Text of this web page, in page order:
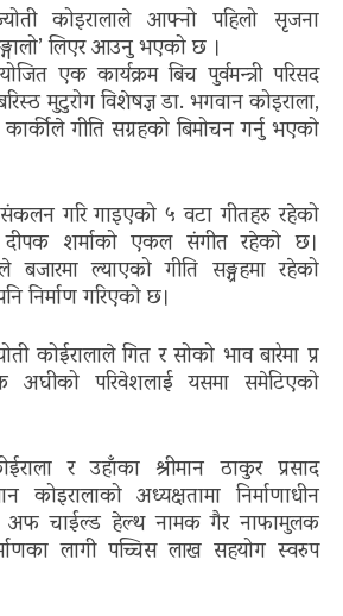
कोइरालाले आफ्नो पहिलो सृजना
लिएर आउनु भएको छ ।
एक कार्यक्रम बिच पुर्वमन्त्री परिसद
मुटुरोग विशेषज्ञ डा. भगवान कोइराला,
गीति सग्रहको बिमोचन गर्नु भएको
गरि गाइएको ५ वटा गीतहरु रहेको
दीपक शर्माको एकल संगीत रहेको छ।
बजारमा ल्याएको गीति सङ्ग्रहमा रहेको
निर्माण गरिएको छ।
कोईरालाले गित​ र​ सोको भाव​ बारेमा प्र​
प​रिवेश​लाई य​स​मा समेटिएको
र उहाँका श्रीमान ठाकुर प्रसाद
कोइरालाको अध्यक्षतामा निर्माणाधीन
अफ चाईल्ड हेल्थ नामक गैर नाफामुलक
लागी पच्चिस लाख सहयोग स्वरुप